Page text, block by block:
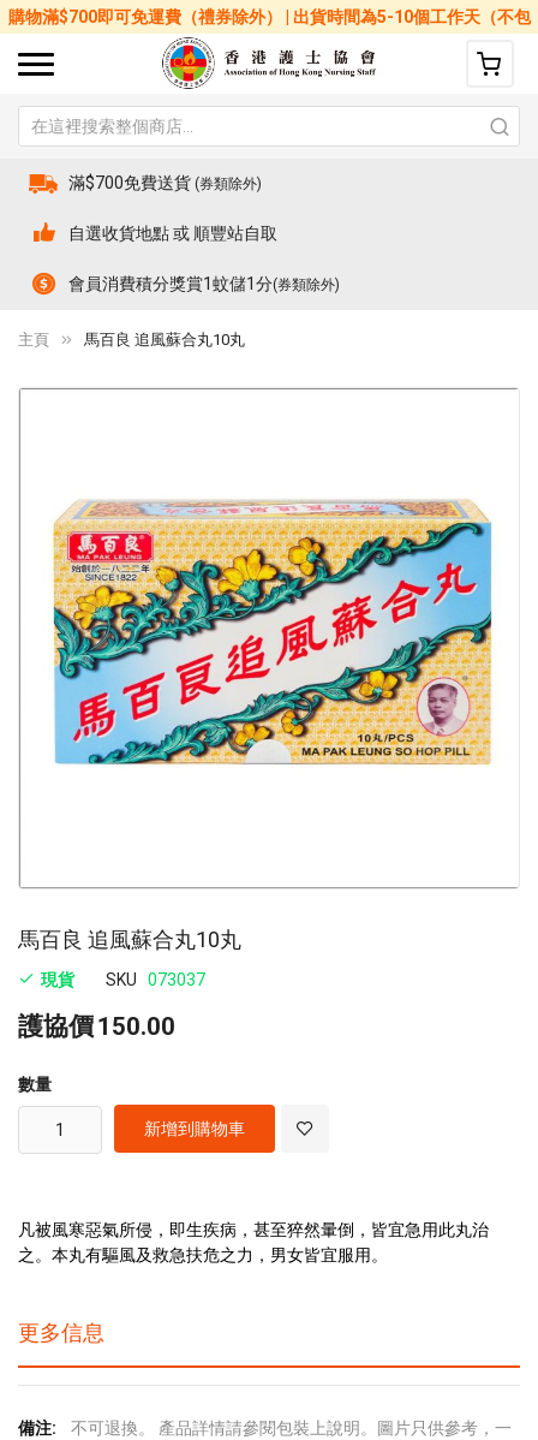
購物滿$700即可免運費（禮券除外） | 出貨時間為5-10個工作天（不包
括星期六、日及公眾假期）
滿$700免費送貨 (券類除外)
自選收貨地點 或 順豐站自取
會員消費積分獎賞1蚊儲1分(券類除外)
主頁 馬百良 追風蘇合丸10丸
馬百良 追風蘇合丸10丸
現貨 SKU 073037
護協價150.00
數量
新增到購物車
凡被風寒惡氣所侵，即生疾病，甚至猝然暈倒，皆宜急用此丸治
之。本丸有驅風及救急扶危之力，男女皆宜服用。
images
gallery
更多信息
更
不可退換。 產品詳情請參閱包裝上說明。圖片只供參考，一